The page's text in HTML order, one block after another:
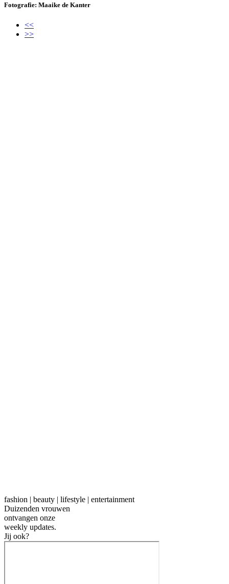
Fotografie: Maaike de Kanter
<<
>>
fashion | beauty | lifestyle | entertainment
Duizenden vrouwen
ontvangen onze
weekly updates.
Jij ook?